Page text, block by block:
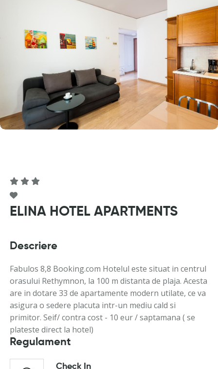
ELINA HOTEL APARTMENTS
Descriere
Fabulos 8,8 Booking.com Hotelul este situat in centrul
orasului Rethymnon, la 100 m distanta de plaja. Acesta
are in dotare 33 de apartamente modern utilate, ce va
asigura o sedere placuta intr-un mediu cald si
primitor. Seif/ contra cost - 10 eur / saptamana ( se
plateste direct la hotel)
Regulament
Check In